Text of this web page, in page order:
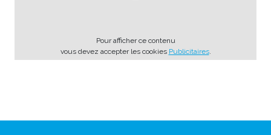
Pour afficher ce contenu
vous devez accepter les cookies Publicitaires.